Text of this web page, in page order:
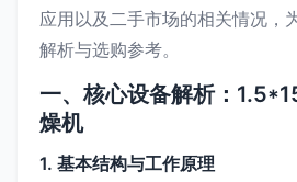
应用以及二手市场的相关情况，
解析与选购参考。
一、核心设备解析：
燥机
1. 基本结构与工作原理